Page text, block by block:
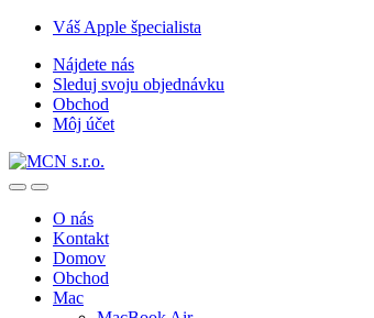
Skip
navigation
Skip
content
Váš Apple špecialista
Nájdete nás
Sleduj svoju objednávku
Obchod
Môj účet
O nás
Kontakt
Domov
Obchod
Mac